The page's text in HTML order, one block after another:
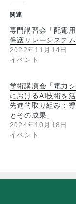
関連
専門講習会「配電
保護リレーシステム
2022年11月14日
イベント
学術講演会「電力
におけるAI技術を
先進的取り組み：導
とその成果」
2024年10月18日
イベント